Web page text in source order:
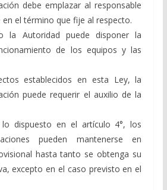
debe emplazar al responsable
en el término que fije al respecto.
la Autoridad puede disponer la
de los equipos y las
establecidos en esta Ley, la
puede requerir el auxilio de la
lo dispuesto en el artículo 4°, los
pueden mantenerse en
hasta tanto se obtenga su
excepto en el caso previsto en el